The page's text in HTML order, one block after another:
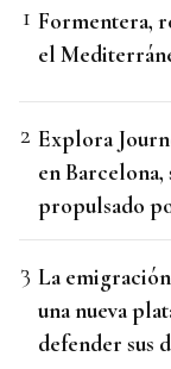
Formentera,
el
Explora
en
propulsado
La
una nueva
defender sus